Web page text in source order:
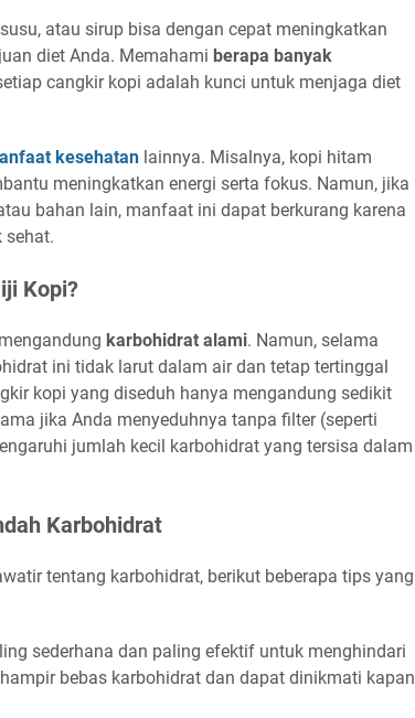
atau sirup bisa dengan cepat meningkatkan
diet Anda. Memahami berapa banyak
cangkir kopi adalah kunci untuk menjaga diet
kesehatan lainnya. Misalnya, kopi hitam
meningkatkan energi serta fokus. Namun, jika
bahan lain, manfaat ini dapat berkurang karena
sehat.
Kopi?
karbohidrat alami. Namun, selama
ini tidak larut dalam air dan tetap tertinggal
kopi yang diseduh hanya mengandung sedikit
jika Anda menyeduhnya tanpa filter (seperti
jumlah kecil karbohidrat yang tersisa dalam
Karbohidrat
tentang karbohidrat, berikut beberapa tips yang
sederhana dan paling efektif untuk menghindari
bebas karbohidrat dan dapat dinikmati kapan